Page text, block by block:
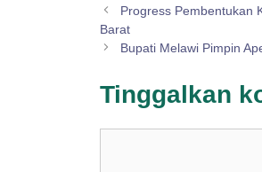
Progress Pembentukan
Barat
Bupati Melawi Pimpin
Tinggalkan